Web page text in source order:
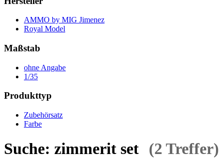
AMMO by MIG Jimenez
Royal Model
Maßstab
ohne Angabe
1/35
Produkttyp
Zubehörsatz
Farbe
Suche: zimmerit set (2 Treffer)